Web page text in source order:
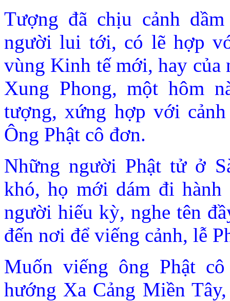
Tượng đã chịu cảnh
người lui tới, có lẽ hợp
vùng Kinh tế mới, hay của
Xung Phong, một hôm
tượng, xứng hợp với
Ông Phật cô đơn.
Những người Phật tử ở
khó, họ mới dám đi
người hiếu kỳ, nghe tên
đến nơi để viếng cảnh, lễ
Muốn viếng ông Phật
hướng Xa Cảng Miền